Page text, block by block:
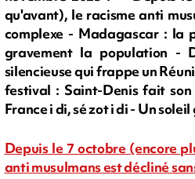
qu'avant), le racisme anti
complexe - Madagascar : la
gravement la population -
silencieuse qui frappe un
festival : Saint-Denis fait
France i di, sé zot i di - Un
Depuis le 7 octobre (encore
anti musulmans est décliné